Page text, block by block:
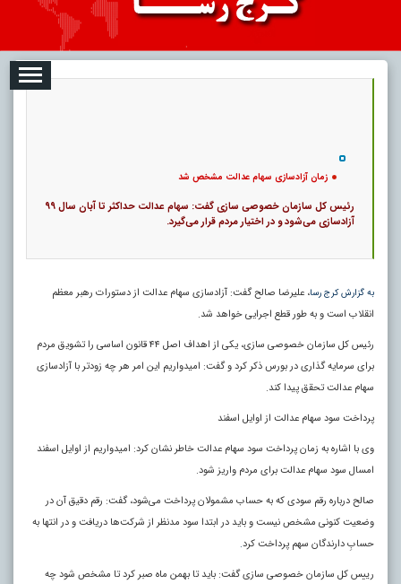
زمان آزادسازی سهام عدالت مشخص شد
رئیس کل سازمان خصوصی سازی گفت: سهام عدالت حداکثر تا آبان سال ۹۹
آزادسازی می‌شود و در اختیار مردم قرار می‌گیرد.
به گزارش کرج رسا، علیرضا صالح گفت: آزادسازی سهام عدالت از دستورات رهبر معظم
انقلاب است و به طور قطع اجرایی خواهد شد.
رئیس کل سازمان خصوصی سازی، یکی از اهداف اصل ۴۴ قانون اساسی را تشویق مردم
برای سرمایه‌ گذاری در بورس ذکر کرد و گفت: امیدواریم این امر هر چه زودتر با آزادسازی
سهام عدالت تحقق پیدا کند.
پرداخت سود سهام عدالت از اوایل اسفند
وی با اشاره به زمان پرداخت سود سهام عدالت خاطر نشان کرد: امیدواریم از اوایل اسفند
امسال سود سهام عدالت برای مردم واریز شود.
صالح درباره رقم سودی که به حساب مشمولان پرداخت می‌شود، گفت: رقم دقیق آن در
وضعیت کنونی مشخص نیست و باید در ابتدا سود مدنظر از شرکت‌ها دریافت و در انتها به
حسابِ دارندگان سهم پرداخت کرد.
رییس کل سازمان خصوصی سازی گفت: باید تا بهمن ماه صبر کرد تا مشخص شود چه